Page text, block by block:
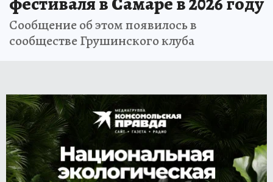
Сообщение об этом появилось в
сообществе Грушинского клуба